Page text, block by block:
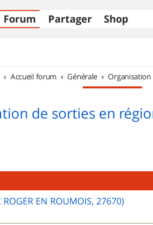
Forum Partager Shop
Accueil forum Générale Organisation
de sorties en
EN ROUMOIS, 27670)